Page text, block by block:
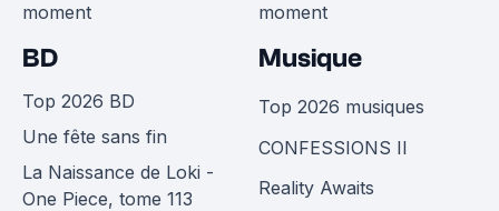
moment
moment
BD
Top 2026 BD
Une fête sans fin
La Naissance de Loki -
One Piece, tome 113
Musique
Top 2026 musiques
CONFESSIONS II
Reality Awaits